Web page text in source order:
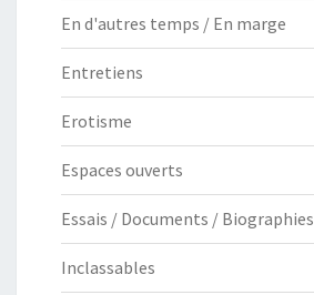
En d'autres temps / En marge
Entretiens
Erotisme
Espaces ouverts
Essais / Documents / Biographies
Inclassables